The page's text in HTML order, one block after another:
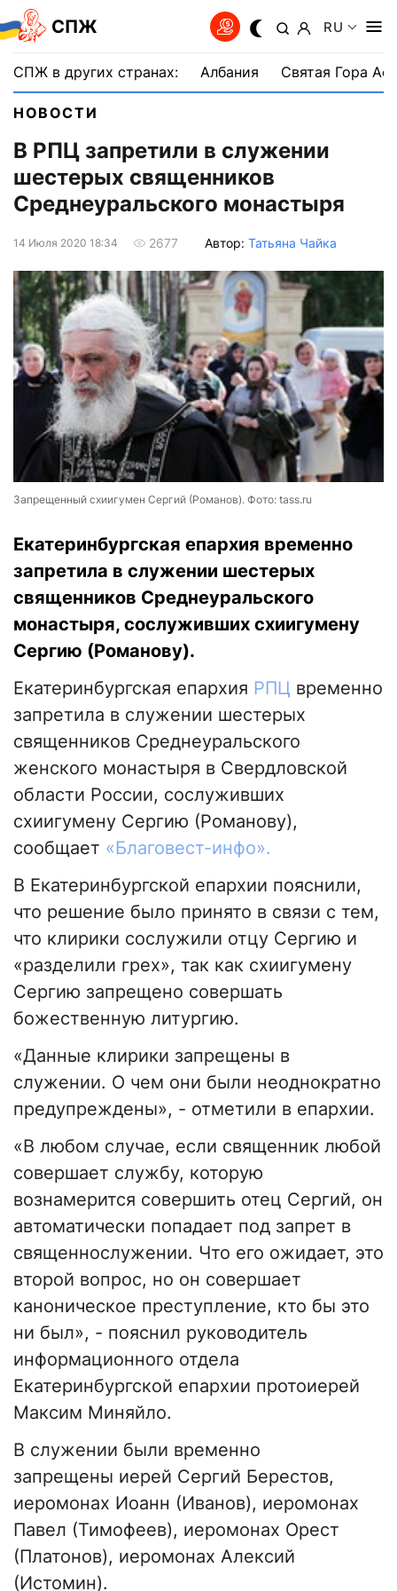
СПЖ RU
СПЖ в других странах: Албания Святая Гора
НОВОСТИ
В РПЦ запретили в служении
шестерых священников
Среднеуральского монастыря
14 Июля 2020 18:34 2677 Автор: Татьяна Чайка
Запрещенный cхиигумен Сергий (Романов). Фото: tass.ru
Екатеринбургская епархия временно
запретила в служении шестерых
священников Среднеуральского
монастыря, сослуживших схиигумену
Сергию (Романову).
Екатеринбургская епархия РПЦ временно
запретила в служении шестерых
священников Среднеуральского
женского монастыря в Свердловской
области России, сослуживших
схиигумену Сергию (Романову),
сообщает «Благовест-инфо».
В Екатеринбургской епархии пояснили,
что решение было принято в связи с тем,
что клирики сослужили отцу Сергию и
«разделили грех», так как схиигумену
Сергию запрещено совершать
божественную литургию.
«Данные клирики запрещены в
служении. О чем они были неоднократно
предупреждены», - отметили в епархии.
«В любом случае, если священник любой
совершает службу, которую
вознамерится совершить отец Сергий, он
автоматически попадает под запрет в
священнослужении. Что его ожидает, это
второй вопрос, но он совершает
каноническое преступление, кто бы это
ни был», - пояснил руководитель
информационного отдела
Екатеринбургской епархии протоиерей
Максим Миняйло.
В служении были временно
запрещены иерей Сергий Берестов,
иеромонах Иоанн (Иванов), иеромонах
Павел (Тимофеев), иеромонах Орест
(Платонов), иеромонах Алексий
(Истомин).